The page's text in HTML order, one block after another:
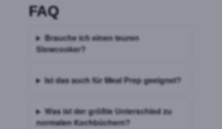
FAQ
Brauche ich einen teuren
Slowcooker?
Ist das auch für Meal Prep geeignet?
Was ist der größte Unterschied zu
normalen Kochbüchern?